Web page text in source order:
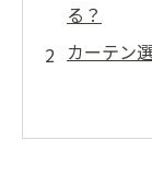
る？
カーテン
快適な室